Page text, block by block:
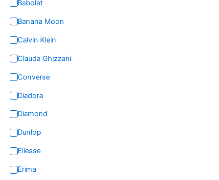
Babolat
Banana Moon
Calvin Klein
Clauda Ghizzani
Converse
Diadora
Diamond
Dunlop
Ellesse
Erima